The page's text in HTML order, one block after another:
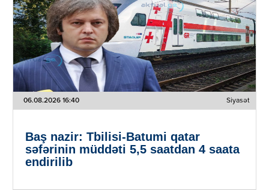
06.08.2026 16:40 Siyasət
Baş nazir: Tbilisi-Batumi qatar
səfərinin müddəti 5,5 saatdan 4 saata
endirilib